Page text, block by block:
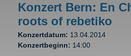
Vous êtes ici
Konzert Bern: En
roots of rebetiko
Konzertdatum: 13.04.2014
Konzertbeginn: 14:00